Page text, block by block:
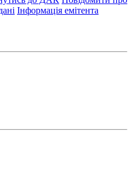
Інформація емітента